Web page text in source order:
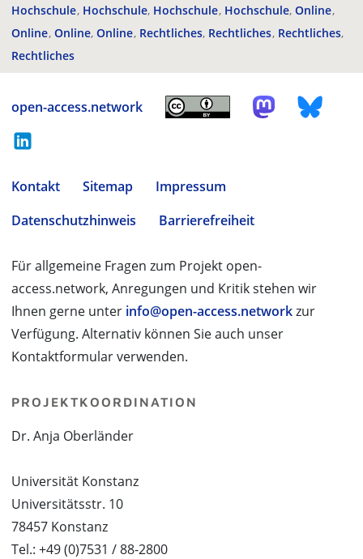
Hochschule Hochschule Hochschule Hochschule Online
Online Online Online Rechtliches Rechtliches Rechtliches
Rechtliches
open-access.network
Kontakt Sitemap
Impressum
Datenschutzhinweis
Barrierefreiheit
Für allgemeine Fragen zum Projekt open-
access.network, Anregungen und Kritik stehen wir
Ihnen gerne unter info@open-access.networkzur
Verfügung. Alternativ können Sie auch unser
Kontaktformular verwenden.
PROJEKTKOORDINATION
Dr. Anja Oberländer
Universität Konstanz
Universitätsstr. 10
78457 Konstanz
Tel.: +49 (0)7531 / 88-2800